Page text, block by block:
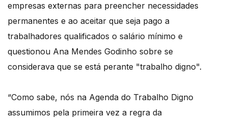
empresas externas para preencher necessidades
permanentes e ao aceitar que seja pago a
trabalhadores qualificados o salário mínimo e
questionou Ana Mendes Godinho sobre se
considerava que se está perante "trabalho digno".
“Como sabe, nós na Agenda do Trabalho Digno
assumimos pela primeira vez a regra da